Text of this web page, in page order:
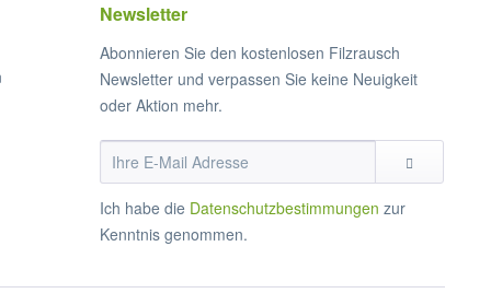
Newsletter
Abonnieren Sie den kostenlosen Filzrausch
Newsletter und verpassen Sie keine Neuigkeit
oder Aktion mehr.
Ich habe die Datenschutzbestimmungen zur
Kenntnis genommen.